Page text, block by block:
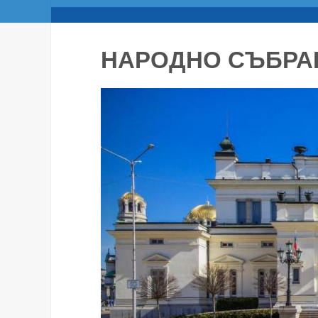
НАРОДНО